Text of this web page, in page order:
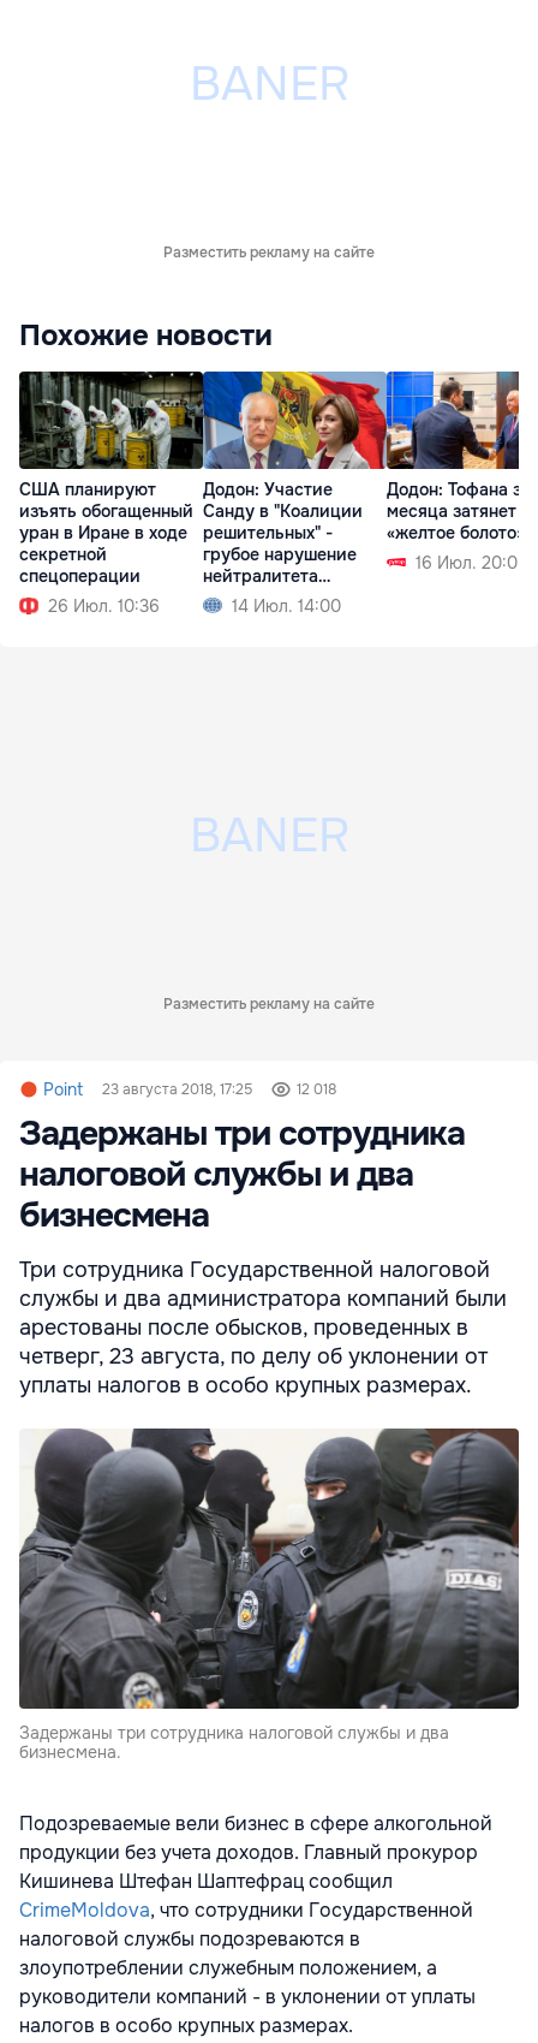
Разместить рекламу на сайте
Похожие новости
США планируют
изъять обогащенный
уран в Иране в ходе
секретной
спецоперации
26 Июл. 10:36
Додон: Участие
Санду в "Коалиции
решительных" -
грубое нарушение
нейтралитета
Молдовы
14 Июл. 14:00
Додон: Тофана за
месяца затянет в
«желтое болото»
16 Июл. 20:05
Разместить рекламу на сайте
Point 23 августа 2018, 17:25 12 018
Задержаны три сотрудника
налоговой службы и два
бизнесмена
Три сотрудника Государственной налоговой
службы и два администратора компаний были
арестованы после обысков, проведенных в
четверг, 23 августа, по делу об уклонении от
уплаты налогов в особо крупных размерах.
Задержаны три сотрудника налоговой службы и два
бизнесмена.
Подозреваемые вели бизнес в сфере алкогольной
продукции без учета доходов. Главный прокурор
Кишинева Штефан Шаптефрац сообщил
CrimeMoldova, что сотрудники Государственной
налоговой службы подозреваются в
злоупотреблении служебным положением, а
руководители компаний - в уклонении от уплаты
налогов в особо крупных размерах.